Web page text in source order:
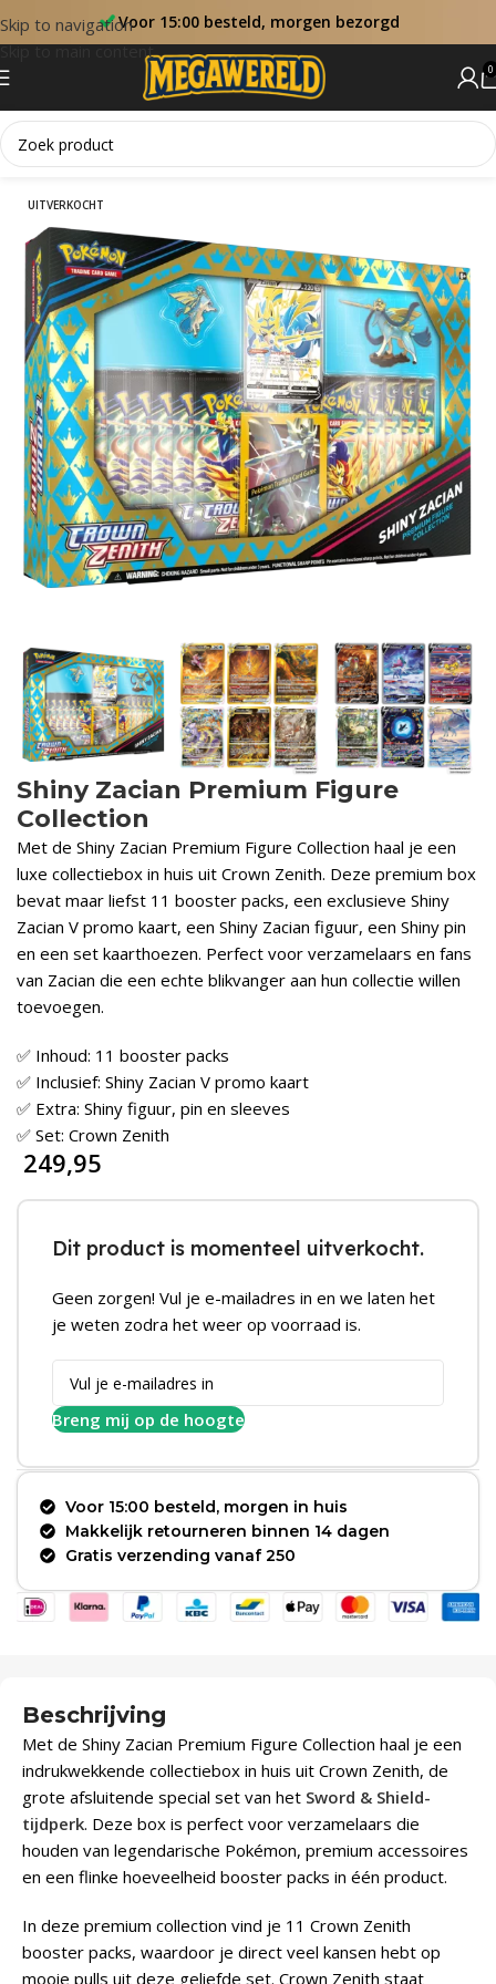
Skip to navigation
Skip to main content
Voor 15:00 besteld, morgen bezorgd
0
Home Collectie Boxen
UITVERKOCHT
Shiny Zacian Premium Figure
Collection
Met de Shiny Zacian Premium Figure Collection haal je een
luxe collectiebox in huis uit Crown Zenith. Deze premium box
bevat maar liefst 11 booster packs, een exclusieve Shiny
Zacian V promo kaart, een Shiny Zacian figuur, een Shiny pin
en een set kaarthoezen. Perfect voor verzamelaars en fans
van Zacian die een echte blikvanger aan hun collectie willen
toevoegen.
✅ Inhoud: 11 booster packs
✅ Inclusief: Shiny Zacian V promo kaart
✅ Extra: Shiny figuur, pin en sleeves
✅ Set: Crown Zenith
249,95
Dit product is momenteel uitverkocht.
Geen zorgen! Vul je e-mailadres in en we laten het
je weten zodra het weer op voorraad is.
Breng mij op de hoogte
Voor 15:00 besteld, morgen in huis
Makkelijk retourneren binnen 14 dagen
Gratis verzending vanaf 250
Beschrijving
Met de Shiny Zacian Premium Figure Collection haal je een
indrukwekkende collectiebox in huis uit Crown Zenith, de
grote afsluitende special set van het Sword & Shield-
tijdperk. Deze box is perfect voor verzamelaars die
houden van legendarische Pokémon, premium accessoires
en een flinke hoeveelheid booster packs in één product.
In deze premium collection vind je 11 Crown Zenith
booster packs, waardoor je direct veel kansen hebt op
mooie pulls uit deze geliefde set. Crown Zenith staat